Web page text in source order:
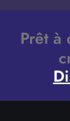
Prêt à